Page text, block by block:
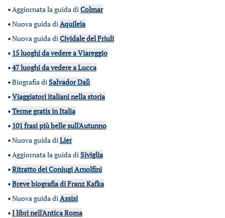
•Aggiornata la guida diColmar
•Nuova guida diAquileia
•Nuova guida diCividale del Friuli
• 15 luoghi da vedere a Viareggio
•47 luoghi da vedere a Lucca
•Biografia diSalvador Dalì
•Viaggiatori italiani nella storia
•Terme gratis in Italia
• 101 frasi più belle sull'Autunno
•Nuova guida diLier
•Aggiornata la guida diSiviglia
•Ritratto dei Coniugi Arnolfini
•Breve biografia di Franz Kafka
•Nuova guida diAssisi
•I libri nell'Antica Roma